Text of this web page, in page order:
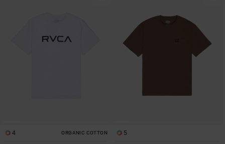
4 ORGANIC COTTON 5